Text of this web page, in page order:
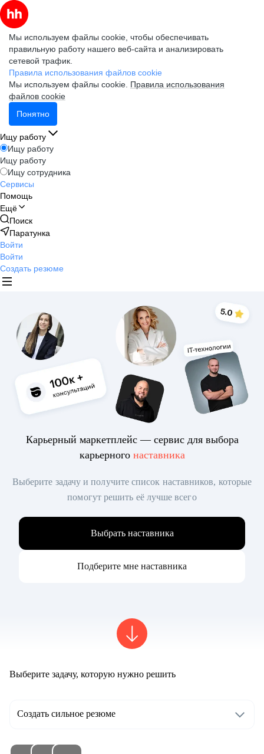
Мы используем файлы cookie, чтобы обеспечивать
правильную работу нашего веб-сайта и анализировать
сетевой трафик.
Правила использования файлов cookie
Мы используем файлы cookie. Правила использования
файлов cookie
Понятно
Ищу работу
Ищу работу
Ищу работу
Ищу сотрудника
Сервисы
Помощь
Ещё
Поиск
Паратунка
Войти
Войти
Создать резюме
Карьерный маркетплейс — сервис для выбора
карьерного наставника
Выберите задачу и получите список наставников, которые
помогут решить её лучше всего
Выбрать наставника
Подберите мне наставника
Выберите задачу, которую нужно решить
Создать сильное резюме